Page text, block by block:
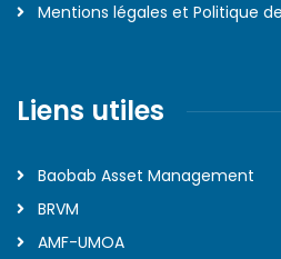
Mentions légales et Politique
Liens utiles
Baobab Asset Management
BRVM
AMF-UMOA